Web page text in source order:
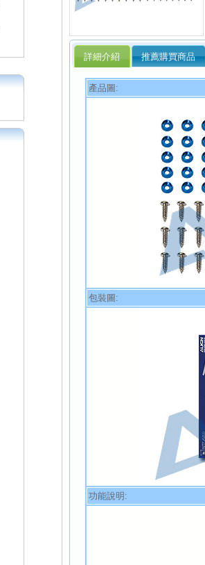
詳細介紹 推薦購買商品
產品圖:
包裝圖:
功能說明: